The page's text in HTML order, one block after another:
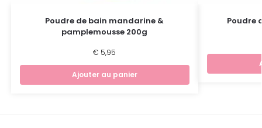
Poudre de bain mandarine &
pamplemousse 200g
€ 5,95
Ajouter au panier
Poudre